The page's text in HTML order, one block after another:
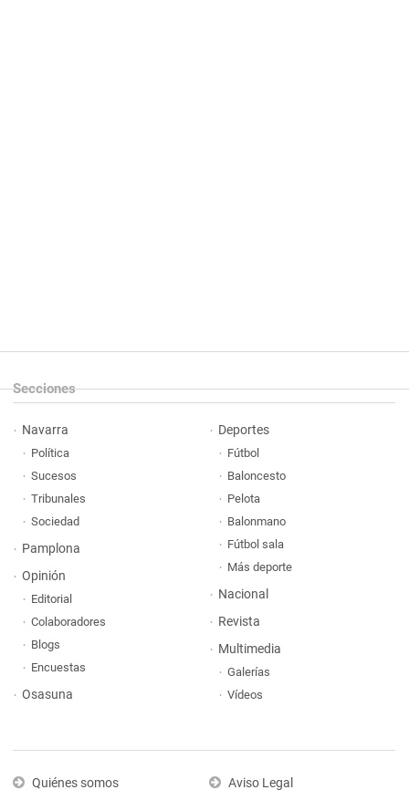
Secciones
Navarra
Política
Sucesos
Tribunales
Sociedad
Pamplona
Opinión
Editorial
Colaboradores
Blogs
Encuestas
Osasuna
Deportes
Fútbol
Baloncesto
Pelota
Balonmano
Fútbol sala
Más deporte
Nacional
Revista
Multimedia
Galerías
Vídeos
Quiénes somos Aviso Legal